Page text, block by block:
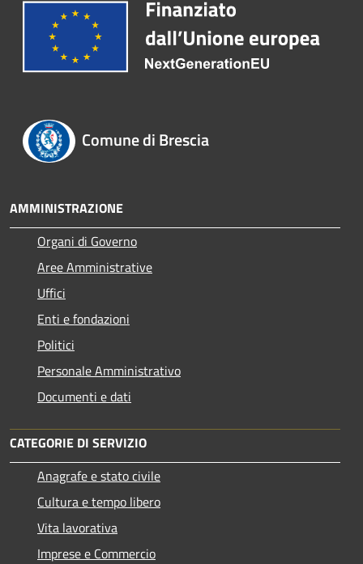
Comune di Brescia
AMMINISTRAZIONE
Organi di Governo
Aree Amministrative
Uffici
Enti e fondazioni
Politici
Personale Amministrativo
Documenti e dati
CATEGORIE DI SERVIZIO
Anagrafe e stato civile
Cultura e tempo libero
Vita lavorativa
Imprese e Commercio